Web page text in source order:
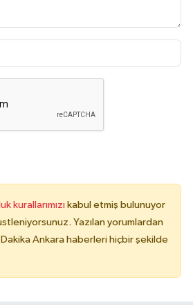
kurallarımızı kabul etmiş bulunuyor
Yazılan yorumlardan
Ankara haberleri hiçbir şekilde